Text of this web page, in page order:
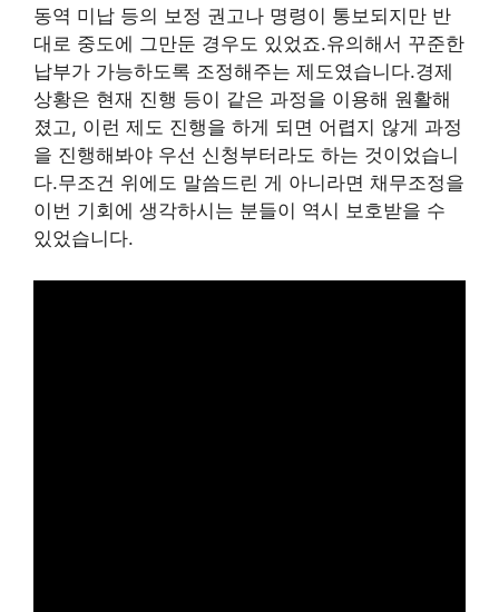
동역 미납 등의 보정 권고나 명령이 통보되지만 반
대로 중도에 그만둔 경우도 있었죠.유의해서 꾸준한
납부가 가능하도록 조정해주는 제도였습니다.경제
상황은 현재 진행 등이 같은 과정을 이용해 원활해
졌고, 이런 제도 진행을 하게 되면 어렵지 않게 과정
을 진행해봐야 우선 신청부터라도 하는 것이었습니
다.무조건 위에도 말씀드린 게 아니라면 채무조정을
이번 기회에 생각하시는 분들이 역시 보호받을 수
있었습니다.